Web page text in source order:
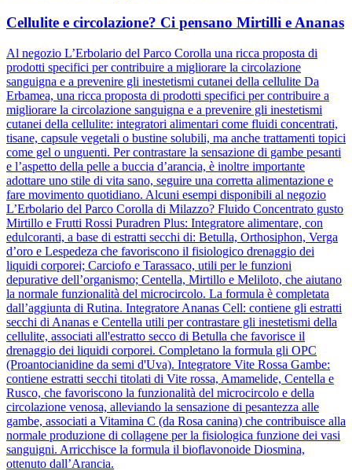
Cellulite e circolazione? Ci pensano Mirtilli e Ananas
Al negozio L’Erbolario del Parco Corolla una ricca proposta di
prodotti specifici per contribuire a migliorare la circolazione
sanguigna e a prevenire gli inestetismi cutanei della cellulite Da
Erbamea, una ricca proposta di prodotti specifici per contribuire a
migliorare la circolazione sanguigna e a prevenire gli inestetismi
cutanei della cellulite: integratori alimentari come fluidi concentrati,
tisane, capsule vegetali o bustine solubili, ma anche trattamenti topici
come gel o unguenti. Per contrastare la sensazione di gambe pesanti
e l’aspetto della pelle a buccia d’arancia, è inoltre importante
adottare uno stile di vita sano, seguire una corretta alimentazione e
fare movimento quotidiano. Alcuni esempi disponibili al negozio
L’Erbolario del Parco Corolla di Milazzo? Fluido Concentrato gusto
Mirtillo e Frutti Rossi Puradren Plus: Integratore alimentare, con
edulcoranti, a base di estratti secchi di: Betulla, Orthosiphon, Verga
d’oro e Lespedeza che favoriscono il fisiologico drenaggio dei
liquidi corporei; Carciofo e Tarassaco, utili per le funzioni
depurative dell’organismo; Centella, Mirtillo e Meliloto, che aiutano
la normale funzionalità del microcircolo. La formula è completata
dall’aggiunta di Rutina. Integratore Ananas Cell: contiene gli estratti
secchi di Ananas e Centella utili per contrastare gli inestetismi della
cellulite, associati all'estratto secco di Betulla che favorisce il
drenaggio dei liquidi corporei. Completano la formula gli OPC
(Proantocianidine da semi d'Uva). Integratore Vite Rossa Gambe:
contiene estratti secchi titolati di Vite rossa, Amamelide, Centella e
Rusco, che favoriscono la funzionalità del microcircolo e della
circolazione venosa, alleviando la sensazione di pesantezza alle
gambe, associati a Vitamina C (da Rosa canina) che contribuisce alla
normale produzione di collagene per la fisiologica funzione dei vasi
sanguigni. Arricchisce la formula il bioflavonoide Diosmina,
ottenuto dall’Arancia.